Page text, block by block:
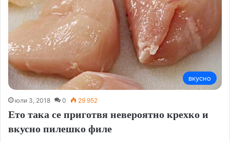
вкусно
юли 3, 2018 0 29 952
Ето така се приготвя невероятно крехко и
вкусно пилешко филе